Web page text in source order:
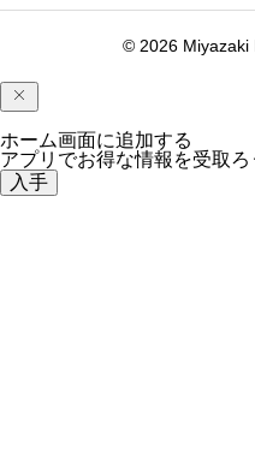
© 2026 Miyazaki
ホーム画面に追加する
アプリでお得な情報を受取ろ
入手